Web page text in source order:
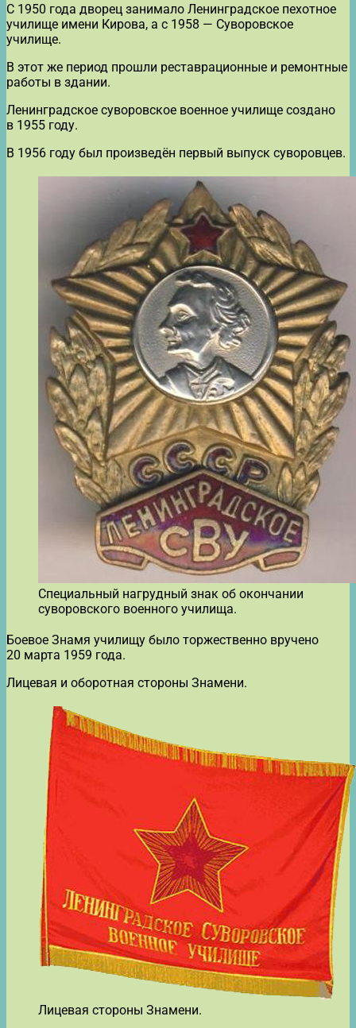
С 1950 года дворец занимало Ленинградское пехотное
училище имени Кирова, а с 1958 — Суворовское
училище.
В этот же период прошли реставрационные и ремонтные
работы в здании.
Ленинградское суворовское военное училище создано
в 1955 году.
В 1956 году был произведён первый выпуск суворовцев.
Специальный нагрудный знак об окончании
суворовского военного училища.
Боевое Знамя училищу было торжественно вручено
20 марта 1959 года.
Лицевая и оборотная стороны Знамени.
Лицевая стороны Знамени.